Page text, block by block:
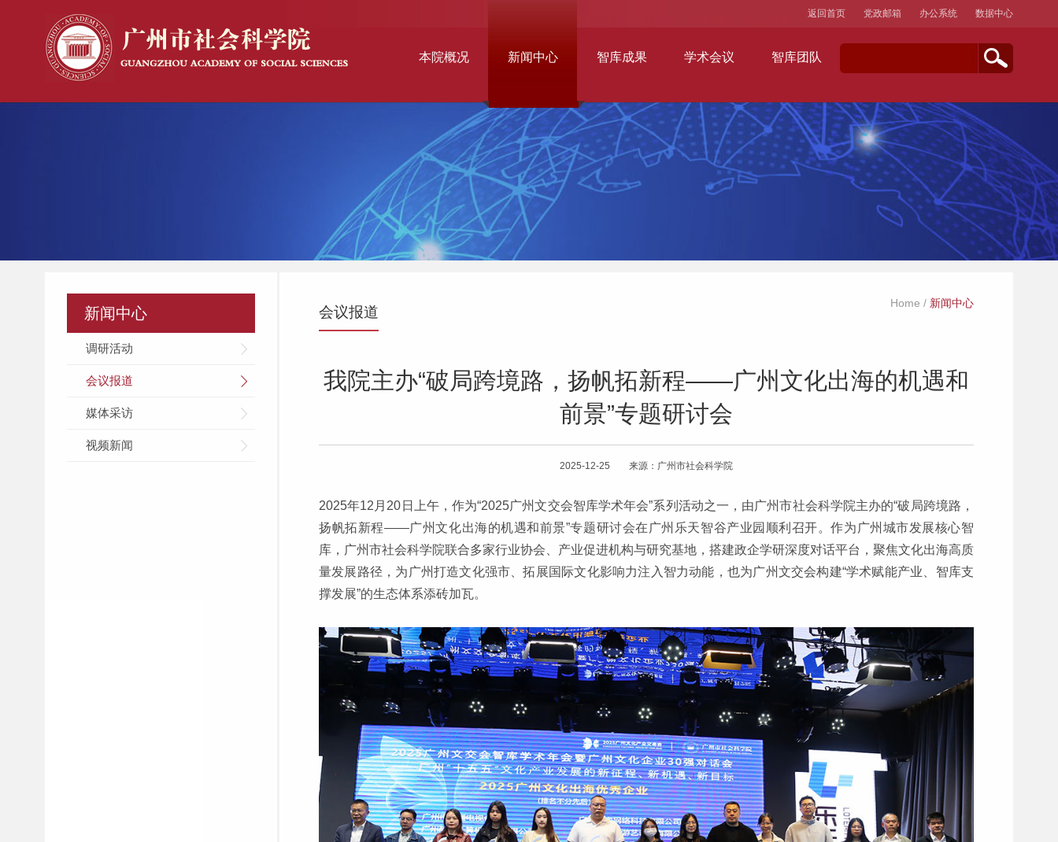
本院概况 新闻中心 智库成果 学术会议 智库团队
返回首页 党政邮箱 办公系统 数据中心
新闻中心
调研活动
会议报道
媒体采访
视频新闻
会议报道
Home / 新闻中心
我院主办“破局跨境路，扬帆拓新程——广州文化出海的机遇和
前景”专题研讨会
2025-12-25 来源：广州市社会科学院
2025年12月20日上午，作为“2025广州文交会智库学术年会”系列活动之一，由广州市社会科学院主办的“破局跨境路，
扬帆拓新程——广州文化出海的机遇和前景”专题研讨会在广州乐天智谷产业园顺利召开。作为广州城市发展核心智
库，广州市社会科学院联合多家行业协会、产业促进机构与研究基地，搭建政企学研深度对话平台，聚焦文化出海高质
量发展路径，为广州打造文化强市、拓展国际文化影响力注入智力动能，也为广州文交会构建“学术赋能产业、智库支
撑发展”的生态体系添砖加瓦。